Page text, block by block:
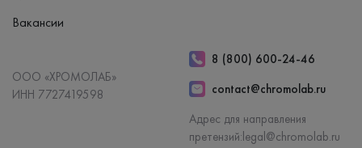
Вакансии
ООО «ХРОМОЛАБ»
ИНН 7727419598
8 (800) 600-24-46
contact@chromolab.ru
Адрес для направления
претензий:legal@chromolab.ru